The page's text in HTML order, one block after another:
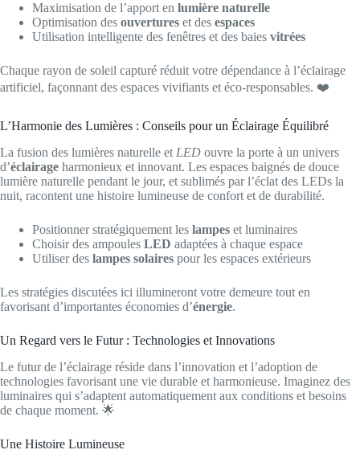
Maximisation de l’apport en lumière naturelle
Optimisation des ouvertures et des espaces
Utilisation intelligente des fenêtres et des baies vitrées
Chaque rayon de soleil capturé réduit votre dépendance à l’éclairage
artificiel, façonnant des espaces vivifiants et éco-responsables. ❤️
L’Harmonie des Lumières : Conseils pour un Éclairage Équilibré
La fusion des lumières naturelle et LED ouvre la porte à un univers
d’éclairage harmonieux et innovant. Les espaces baignés de douce
lumière naturelle pendant le jour, et sublimés par l’éclat des LEDs la
nuit, racontent une histoire lumineuse de confort et de durabilité.
Positionner stratégiquement les lampes et luminaires
Choisir des ampoules LED adaptées à chaque espace
Utiliser des lampes solaires pour les espaces extérieurs
Les stratégies discutées ici illumineront votre demeure tout en
favorisant d’importantes économies d’énergie.
Un Regard vers le Futur : Technologies et Innovations
Le futur de l’éclairage réside dans l’innovation et l’adoption de
technologies favorisant une vie durable et harmonieuse. Imaginez des
luminaires qui s’adaptent automatiquement aux conditions et besoins
de chaque moment. 🌟
Une Histoire Lumineuse